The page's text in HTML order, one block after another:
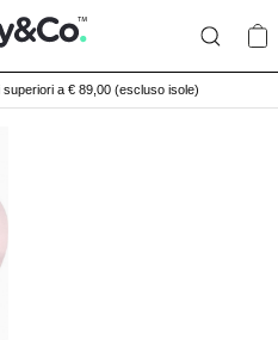
a € 89,00 (escluso isole)